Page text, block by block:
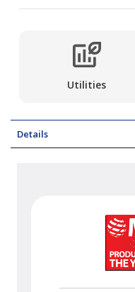
Utilities
Details